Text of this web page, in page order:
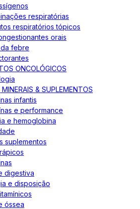
respiratórias
respiratórios tópicos
orais
febre
ONCOLÓGICOS
& SUPLEMENTOS
infantis
e performance
e hemoglobina
suplementos
digestiva
e disposição
óssea